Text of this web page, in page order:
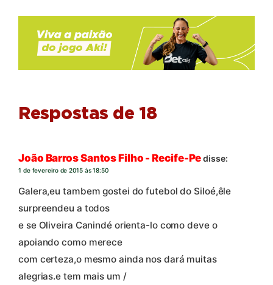
Respostas de 18
João Barros Santos Filho - Recife-Pedisse:
1 de fevereiro de 2015 às 18:50
Galera,eu tambem gostei do futebol do Siloé,êle
surpreendeu a todos
e se Oliveira Canindé orienta-lo como deve o
apoiando como merece
com certeza,o mesmo ainda nos dará muitas
alegrias.e tem mais um /